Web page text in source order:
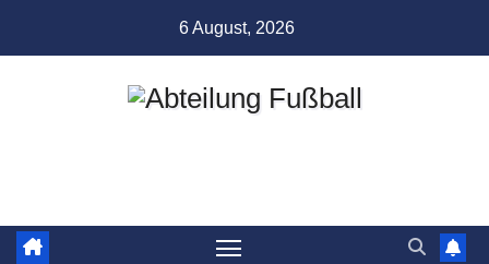
6 August, 2026